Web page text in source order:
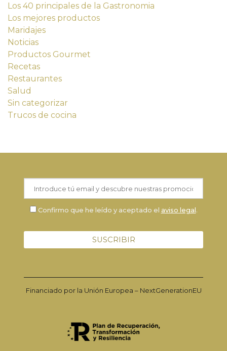
Los 40 principales de la Gastronomia
Los mejores productos
Maridajes
Noticias
Productos Gourmet
Recetas
Restaurantes
Salud
Sin categorizar
Trucos de cocina
Confirmo que he leído y aceptado el aviso legal.
Financiado por la Unión Europea – NextGenerationEU